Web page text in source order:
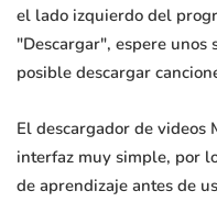
el lado izquierdo del
"Descargar", espere unos
posible descargar
El descargador de videos
interfaz muy simple, por
de aprendizaje antes de